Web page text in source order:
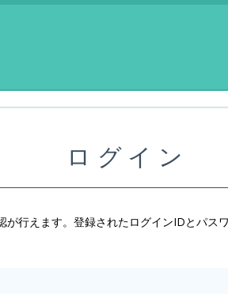
ログイン
行えます。登録されたログインIDとパス